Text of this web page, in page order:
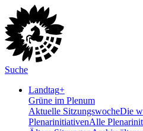
Suche
Landtag+
Grüne im Plenum
Aktuelle SitzungswocheDie
PlenarinitiativenAlle